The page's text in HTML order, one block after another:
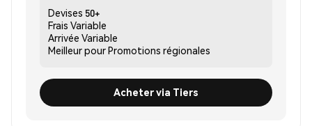
Devises 50+
Frais Variable
Arrivée Variable
Meilleur pourPromotions régionales
Acheter via Tiers